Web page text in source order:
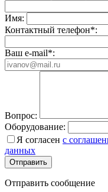
Имя:
Контактный телефон*:
Ваш e-mail*:
Вопрос:
Оборудование:
Я согласен с
данных
Отправить сообщение